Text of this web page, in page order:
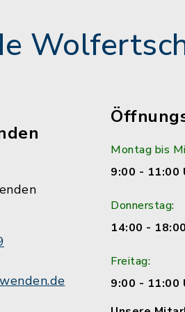
Montag bis
9:00 - 11:00
Donnerstag:
14:00 -
Freitag:
9:00 - 11:00